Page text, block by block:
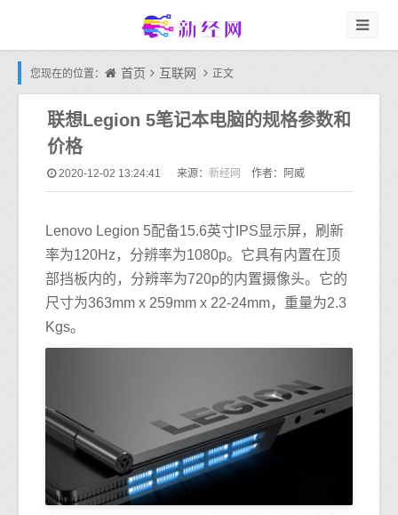
您现在的位置： 首页 互联网 正文
联想Legion 5笔记本电脑的规格参数和
价格
2020-12-02 13:24:41 来源： 新经网 作者：阿威
Lenovo Legion 5配备15.6英寸IPS显示屏，刷新
率为120Hz，分辨率为1080p。它具有内置在顶
部挡板内的，分辨率为720p的内置摄像头。它的
尺寸为363mm x 259mm x 22-24mm，重量为2.3
Kgs。